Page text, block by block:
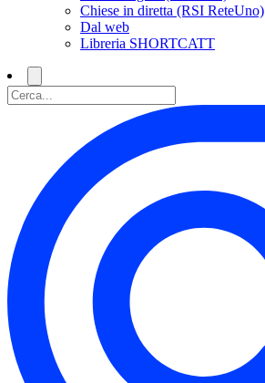
Chiese in diretta (RSI ReteUno)
Dal web
Libreria SHORTCATT